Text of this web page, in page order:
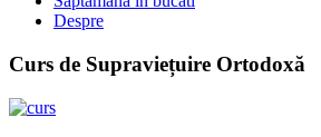
Despre
Curs de Supraviețuire Ortodoxă